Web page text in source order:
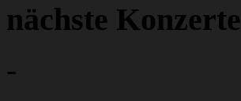
nächste Konzerte
-